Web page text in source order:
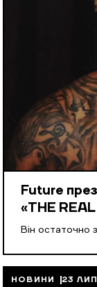
Future
«THE
Він остаточно
НОВИНИ 23